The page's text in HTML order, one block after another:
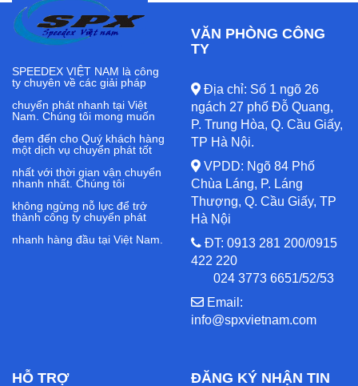
SPEEDEX VIỆT NAM là công
ty chuyên về các giải pháp
chuyển phát nhanh tại Việt
Nam. Chúng tôi mong muốn
đem đến cho Quý khách hàng
một dịch vụ chuyển phát tốt
nhất với thời gian vận chuyển
nhanh nhất. Chúng tôi
không ngừng nỗ lực để trở
thành công ty chuyển phát
nhanh hàng đầu tại Việt Nam.
VĂN PHÒNG CÔNG
TY
Địa chỉ: Số 1 ngõ 26
ngách 27 phố Đỗ Quang,
P. Trung Hòa, Q. Cầu Giấy,
TP Hà Nội.
VPDD: Ngõ 84 Phố
Chùa Láng, P. Láng
Thượng, Q. Cầu Giấy, TP
Hà Nội
ĐT: 0913 281 200/0915
422 220
024 3773 6651/52/53
Email:
info@spxvietnam.com
HỖ TRỢ ĐĂNG KÝ NHẬN TIN